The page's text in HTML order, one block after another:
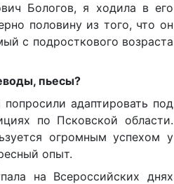
Бологов, я ходила в его
половину из того, что он
с подросткового возраста
пьесы?
адаптировать под
по Псковской области.
огромным успехом у
опыт.
на Всероссийских днях